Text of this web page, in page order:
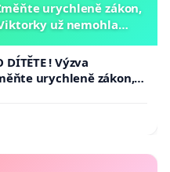
urychleně zákon,
už nemohla
DÍTĚTE ! Výzva
urychleně zákon,
už nemohla opakovat!